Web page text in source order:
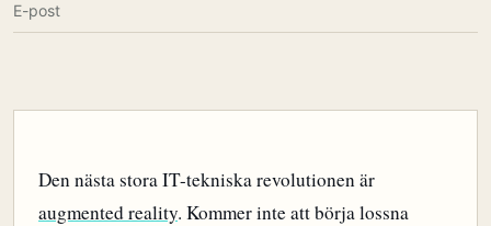
Den nästa stora IT-tekniska revolutionen är
augmented reality. Kommer inte att börja lossna
E-post